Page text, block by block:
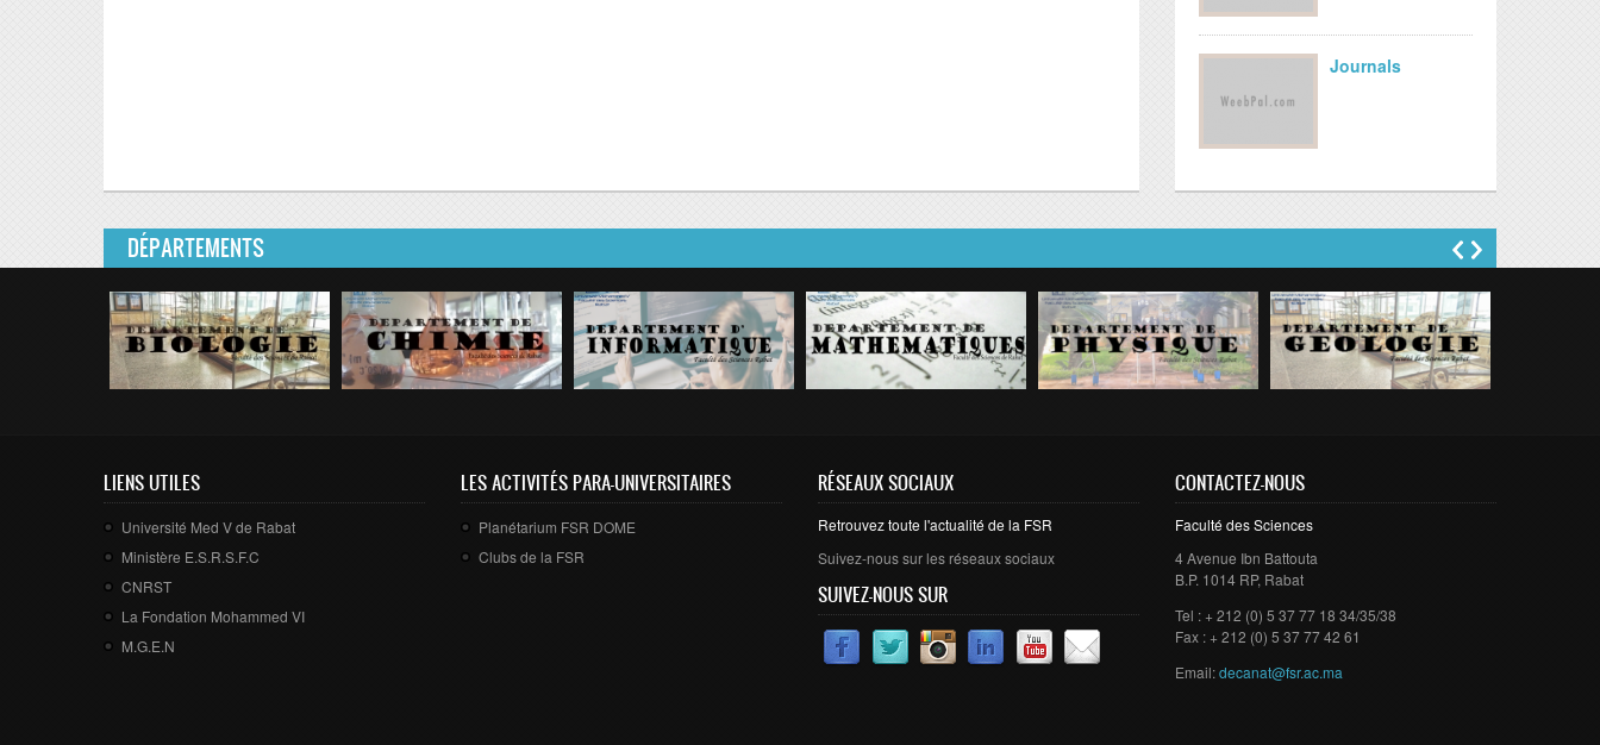
Journals
DÉPARTEMENTS
LIENS UTILES
Université Med V de Rabat
Ministère E.S.R.S.F.C
CNRST
La Fondation Mohammed VI
M.G.E.N
LES ACTIVITÉS PARA-UNIVERSITAIRES
Planétarium FSR DOME
Clubs de la FSR
RÉSEAUX SOCIAUX
Retrouvez toute l'actualité de la FSR
Suivez-nous sur les réseaux sociaux
SUIVEZ-NOUS SUR
CONTACTEZ-NOUS
Faculté des Sciences
4 Avenue Ibn Battouta
B.P. 1014 RP, Rabat
Tel : + 212 (0) 5 37 77 18 34/35/38
Fax : + 212 (0) 5 37 77 42 61
Email:decanat@fsr.ac.ma